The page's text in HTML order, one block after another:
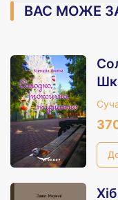
ВАС МОЖЕ